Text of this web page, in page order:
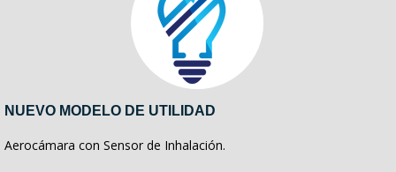
NUEVO MODELO DE UTILIDAD
Aerocámara con Sensor de Inhalación.